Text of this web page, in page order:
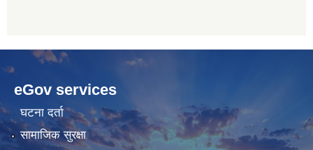
betwild
cratosroyalbet
bahis
siteleri
hdasianporns.net
lunadark.org
bahis
siteleri
eGov services
घटना दर्ता
सामाजिक सुरक्षा